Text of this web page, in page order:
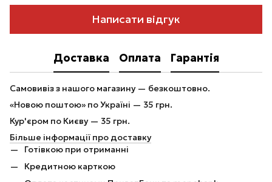
Написати відгук
Доставка Оплата Гарантія
Самовивіз з нашого магазину — безкоштовно.
«Новою поштою» по Україні — 35 грн.
Кур'єром по Києву — 35 грн.
Більше інформації про доставку
Готівкою при отриманні
Кредитною карткою